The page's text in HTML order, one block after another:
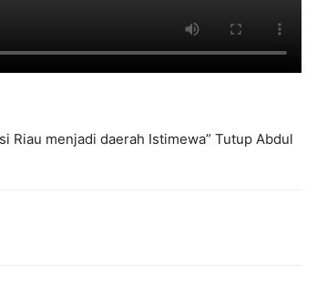
Riau menjadi daerah Istimewa” Tutup Abdul